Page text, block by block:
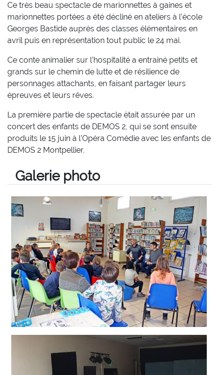
Ce très beau spectacle de marionnettes à gaines et
marionnettes portées a été décliné en ateliers à l’école
Georges Bastide auprès des classes élémentaires en
avril puis en représentation tout public le 24 mai.
Ce conte animalier sur l’hospitalité a entrainé petits et
grands sur le chemin de lutte et de résilience de
personnages attachants, en faisant partager leurs
épreuves et leurs rêves.
La première partie de spectacle était assurée par un
concert des enfants de DEMOS 2, qui se sont ensuite
produits le 15 juin à l’Opéra Comédie avec les enfants de
DEMOS 2 Montpellier.
Galerie photo